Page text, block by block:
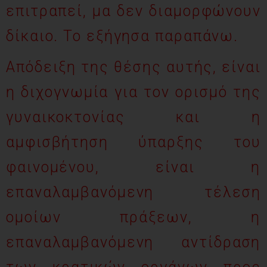
επιτραπεί, μα δεν διαμορφώνουν
δίκαιο. Το εξήγησα παραπάνω.
Απόδειξη της θέσης αυτής, είναι
η διχογνωμία για τον ορισμό της
γυναικοκτονίας και η
αμφισβήτηση ύπαρξης του
φαινομένου, είναι η
επαναλαμβανόμενη τέλεση
ομοίων πράξεων, η
επαναλαμβανόμενη αντίδραση